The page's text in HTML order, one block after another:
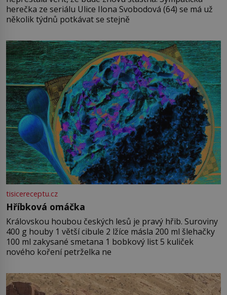
herečka ze seriálu Ulice Ilona Svobodová (64) se má už
několik týdnů potkávat se stejně
tisicereceptu.cz
Hříbková omáčka
Královskou houbou českých lesů je pravý hřib. Suroviny
400 g houby 1 větší cibule 2 lžíce másla 200 ml šlehačky
100 ml zakysané smetana 1 bobkový list 5 kuliček
nového koření petrželka ne